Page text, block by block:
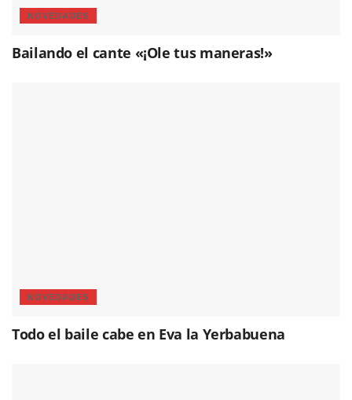
NOVEDADES
Bailando el cante «¡Ole tus maneras!»
NOVEDADES
Todo el baile cabe en Eva la Yerbabuena